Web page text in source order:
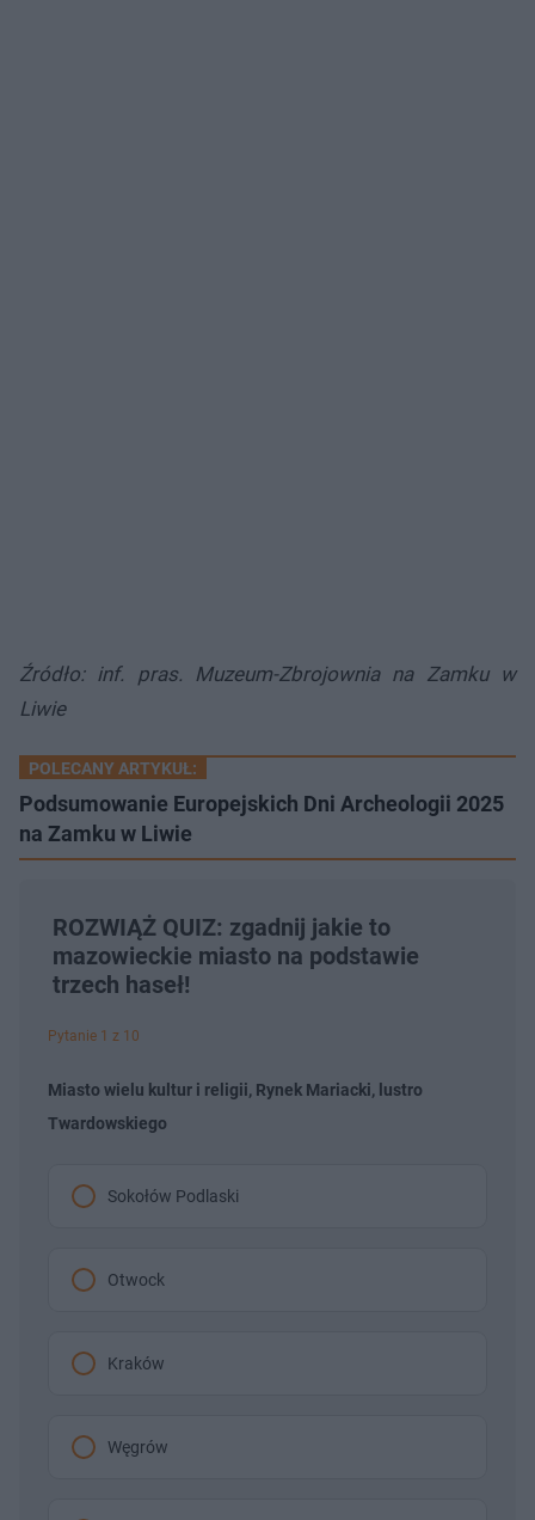
Źródło: inf. pras. Muzeum-Zbrojownia na Zamku w
Liwie
POLECANY ARTYKUŁ:
Podsumowanie Europejskich Dni Archeologii 2025
na Zamku w Liwie
ROZWIĄŻ QUIZ: zgadnij jakie to
mazowieckie miasto na podstawie
trzech haseł!
Pytanie 1 z 10
Miasto wielu kultur i religii, Rynek Mariacki, lustro
Twardowskiego
Sokołów Podlaski
Otwock
Kraków
Węgrów